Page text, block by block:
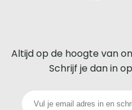
voor
iedere
telefoon
Altijd op de hoogte van
Schrijf je dan in